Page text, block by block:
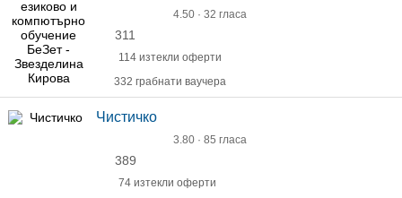
4.50 · 32 гласа
311
114 изтекли оферти
332 грабнати ваучера
Чистичко
3.80 · 85 гласа
389
74 изтекли оферти